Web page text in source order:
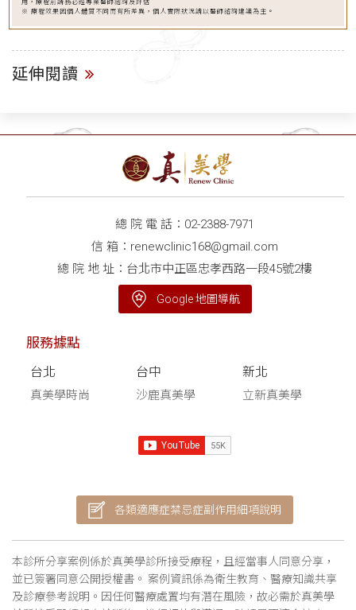
用，療程前請務必經專業醫師諮詢及評估
※ 療程效果因個人體質不同而有所差異，個人實際狀況請以醫師諮詢建議為主。
延伸閱讀
總 院 電 話： 02-2388-7971
信 箱： renewclinic168@gmail.com
總 院 地 址：台北市中正區忠孝西路一段45號2樓
Google 地圖導航
服務據點
台北
真美學時尚
台中
沙鹿真美學
新北
立新真美學
各類適應症禁忌症副作用細項說明
本診所分享案例係於真美學診所接受療程，且經當事人同意分享，
並已簽署同意公開授權書。 案例資訊係為衛生教育、醫療知識共享
及診療參考說明。因任何醫療處置均有潛在風險，故必需於真美學